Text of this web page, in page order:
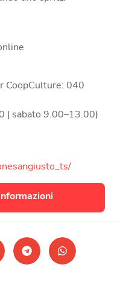
CoopCulture: 040
| sabato 9.00–13.00)